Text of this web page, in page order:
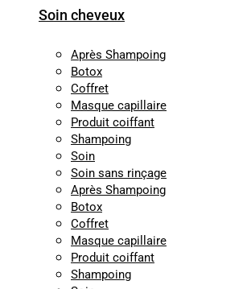
Soin cheveux
Après Shampoing
Botox
Coffret
Masque capillaire
Produit coiffant
Shampoing
Soin
Soin sans rinçage
Après Shampoing
Botox
Coffret
Masque capillaire
Produit coiffant
Shampoing